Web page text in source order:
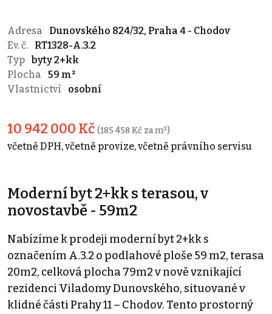
Adresa
Dunovského 824/32, Praha 4 - Chodov
Ev. č.
RT1328-A.3.2
Typ byty 2+kk
Plocha
59 m²
Vlastnictví
osobní
10 942 000 Kč (185 458 Kč za m²)
včetně DPH, včetně provize, včetně právního servisu
Moderní byt 2+kk s terasou, v
novostavbě - 59m2
Nabízíme k prodeji moderní byt 2+kk s
označením A.3.2 o podlahové ploše 59 m2, terasa
20m2, celková plocha 79m2 v nově vznikající
rezidenci Viladomy Dunovského, situované v
klidné části Prahy 11 – Chodov. Tento prostorný